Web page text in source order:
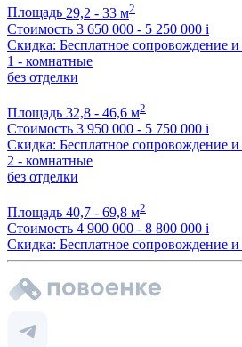
Площадь 29,2 - 33 м2
Стоимость 3 650 000 - 5 250 000 i
Скидка: Бесплатное сопровождение
1 - комнатные
без отделки
Площадь 32,8 - 46,6 м2
Стоимость 3 950 000 - 5 750 000 i
Скидка: Бесплатное сопровождение
2 - комнатные
без отделки
Площадь 40,7 - 69,8 м2
Стоимость 4 900 000 - 8 800 000 i
Скидка: Бесплатное сопровождение